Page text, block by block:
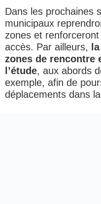
Dans les prochaines
municipaux
zones et
accès. Par ailleurs,
zones de rencontre
l’étude, aux abords
exemple, afin de
déplacements dans